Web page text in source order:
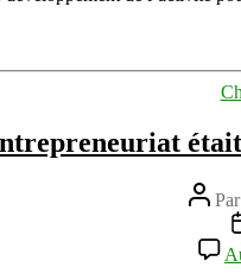
Auteur
de
Par